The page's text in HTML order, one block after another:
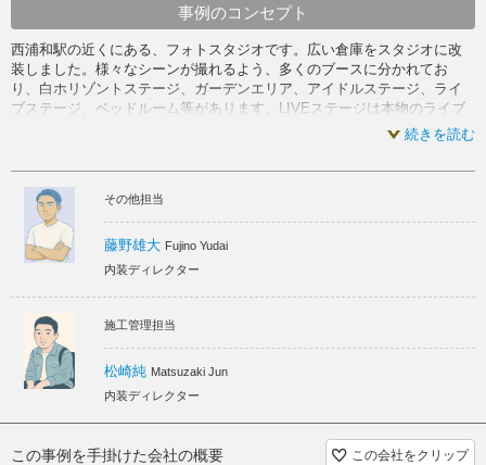
可愛い 内装 スタジオ スケルトン
白 スケルトン 可愛い スケルトン
事例のコンセプト
西浦和駅の近くにある、フォトスタジオです。広い倉庫をスタジオに改
装しました。様々なシーンが撮れるよう、多くのブースに分かれてお
り、白ホリゾントステージ、ガーデンエリア、アイドルステージ、ライ
ブステージ、ベッドルーム等があります。LIVEステージは本物のライブ
アイドルステージはスパンコールを惜しみなく使用し、テープライトや
白ホリゾント風スタジオは、被写体を目立たせてシンプルな写真を撮り
たい際に利用できます。
また、このスタジオの壁には様々な模様のクロスを使用しており、ちょ
っとした写真撮影に便利です。
本格的な機材を利用でき、他にない個性的なフォトスタジオになりまし
続きを読む
その他担当
藤野雄大 Fujino Yudai
内装ディレクター
施工管理担当
松崎純 Matsuzaki Jun
内装ディレクター
この事例を手掛けた会社の概要 この会社をクリップ